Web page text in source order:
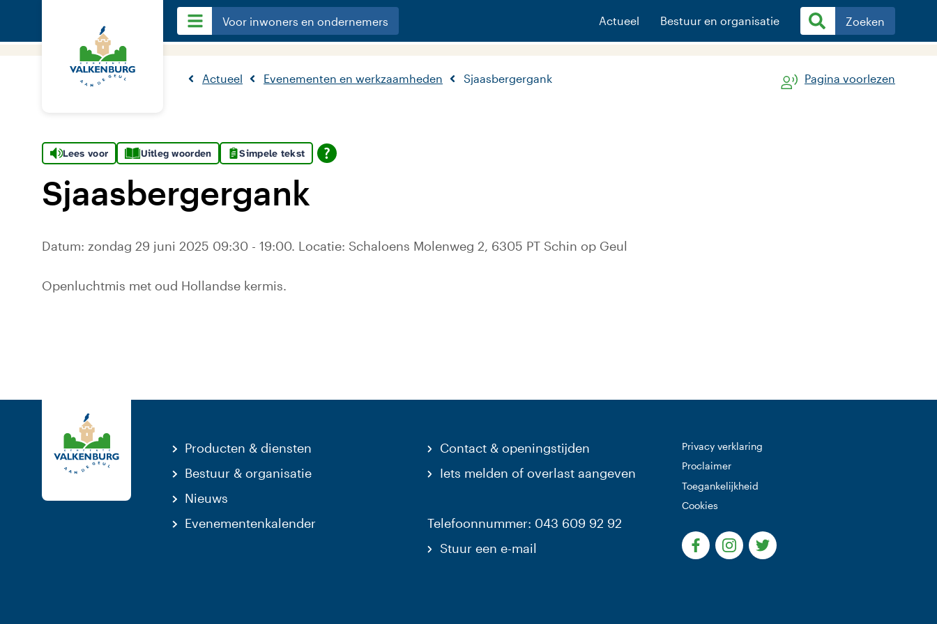
Voor inwoners en ondernemers Actueel Bestuur en organisatie Zoeken
Actueel Evenementen en werkzaamheden Sjaasbergergank Pagina voorlezen
Lees voor Uitleg woorden Simpele tekst
Sjaasbergergank
Datum: zondag 29 juni 2025 09:30 - 19:00. Locatie: Schaloens Molenweg 2, 6305 PT Schin op Geul
Openluchtmis met oud Hollandse kermis.
Producten & diensten
Bestuur & organisatie
Nieuws
Evenementenkalender
Contact & openingstijden
Iets melden of overlast aangeven
Telefoonnummer: 043 609 92 92
Stuur een e-mail
Privacy verklaring
Proclaimer
Toegankelijkheid
Cookies
(Deze link gaat naar een externe website)
(Deze link gaat naar een externe
(Deze link gaat naar een